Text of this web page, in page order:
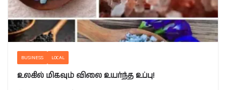
BUSINESS LOCAL
உலகில் மிகவும் விலை உயர்ந்த உப்பு!